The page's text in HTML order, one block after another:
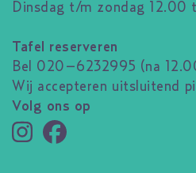
Dinsdag t/m zondag 12.00
Tafel reserveren
Bel 020–6232995 (na
Wij accepteren uitsluitend
Volg ons op